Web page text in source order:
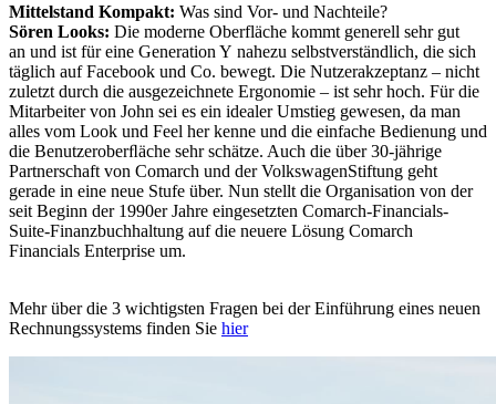
Mittelstand Kompakt: Was sind Vor- und Nachteile?
Sören Looks: Die moderne Oberfläche kommt generell sehr gut
an und ist für eine Generation Y nahezu selbstverständlich, die sich
täglich auf Facebook und Co. bewegt. Die Nutzerakzeptanz – nicht
zuletzt durch die ausgezeichnete Ergonomie – ist sehr hoch. Für die
Mitarbeiter von John sei es ein idealer Umstieg gewesen, da man
alles vom Look und Feel her kenne und die einfache Bedienung und
die Benutzeroberﬂäche sehr schätze. Auch die über 30-jährige
Partnerschaft von Comarch und der VolkswagenStiftung geht
gerade in eine neue Stufe über. Nun stellt die Organisation von der
seit Beginn der 1990er Jahre eingesetzten Comarch-Financials-
Suite-Finanzbuchhaltung auf die neuere Lösung Comarch
Financials Enterprise um.
Mehr über die 3 wichtigsten Fragen bei der Einführung eines neuen
Rechnungssystems finden Sie hier